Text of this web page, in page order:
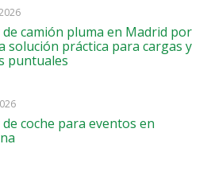
camión pluma en Madrid por
solución práctica para cargas y
puntuales
coche para eventos en